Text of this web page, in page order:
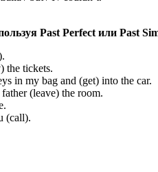
Past Perfect или Past
the tickets.
in my bag and (get) into the car.
(leave) the room.
(call).